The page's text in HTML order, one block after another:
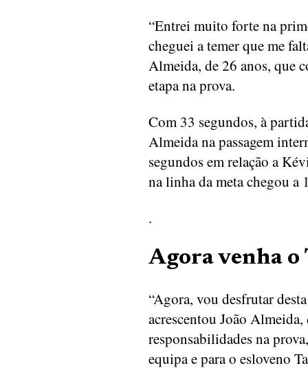
“Entrei muito forte na
cheguei a temer que me
Almeida, de 26 anos, que
etapa na prova.
Com 33 segundos, à
Almeida na passagem
segundos em relação a
na linha da meta chegou a
.
Agora venha o
“Agora, vou desfrutar
acrescentou João
responsabilidades na
equipa e para o esloveno